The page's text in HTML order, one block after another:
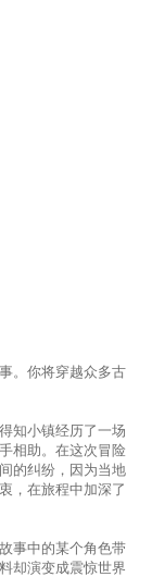
。你将穿越众多古
知小镇经历了一场
相助。在这次冒险
的纠纷，因为当地
，在旅程中加深了
事中的某个角色带
却演变成震惊世界